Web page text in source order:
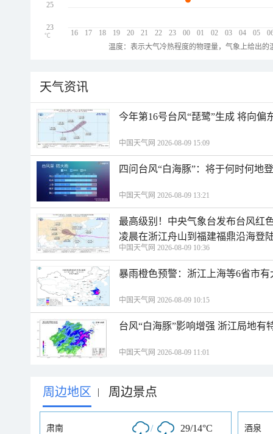
16 17 18 19 20 21 22 23 00 01 02 03 04 05
25
23
℃
温度：表示大气冷热程度的物理量，气象上给出
天气资讯
今年第16号台风“琵鹭”生成 将向偏
中国天气网 2026-08-09 15:09
四问台风“白海豚”：将于何时何地
中国天气网 2026-08-09 13:21
最高级别！中央气象台发布台风红
凌晨在浙江舟山到福建福鼎沿海登
中国天气网 2026-08-09 10:36
暴雨橙色预警：浙江上海等6省市
中国天气网 2026-08-09 10:15
台风“白海豚”影响增强 浙江局地有
中国天气网 2026-08-09 11:01
周边地区 | 周边景点
肃南 / 29/14°C 酒泉